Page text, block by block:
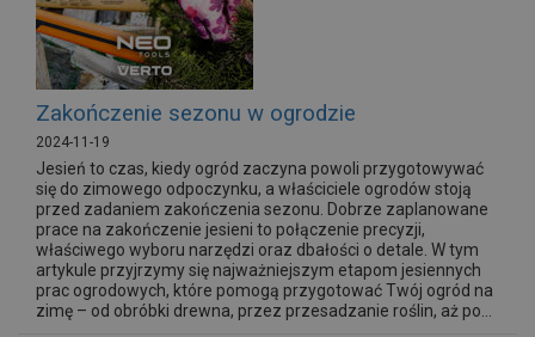
Zakończenie sezonu w ogrodzie
2024-11-19
Jesień to czas, kiedy ogród zaczyna powoli przygotowywać
się do zimowego odpoczynku, a właściciele ogrodów stoją
przed zadaniem zakończenia sezonu. Dobrze zaplanowane
prace na zakończenie jesieni to połączenie precyzji,
właściwego wyboru narzędzi oraz dbałości o detale. W tym
artykule przyjrzymy się najważniejszym etapom jesiennych
prac ogrodowych, które pomogą przygotować Twój ogród na
zimę – od obróbki drewna, przez przesadzanie roślin, aż po...